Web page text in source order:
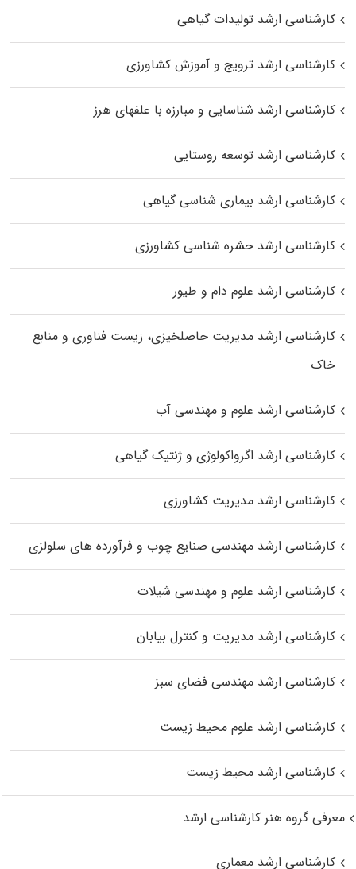
کارشناسی ارشد تولیدات گیاهی
کارشناسی ارشد ترویج و آموزش کشاورزی
کارشناسی ارشد شناسایی و مبارزه با علفهای هرز
کارشناسی ارشد توسعه روستایی
کارشناسی ارشد بیماری‌ شناسی گیاهی
کارشناسی ارشد حشره‌ شناسی کشاورزی
کارشناسی ارشد علوم دام و طیور
کارشناسی ارشد مدیریت حاصلخیزی، زیست فناوری و منابع
خاک
کارشناسی ارشد علوم و مهندسی آب
کارشناسی ارشد اگرواکولوژی و ژنتیک گیاهی
کارشناسی ارشد مدیریت کشاورزی
کارشناسی ارشد مهندسی صنایع چوب و فرآورده‌ های سلولزی
کارشناسی ارشد علوم و مهندسی شیلات
کارشناسی ارشد مدیریت و کنترل بیابان
کارشناسی ارشد مهندسی فضای سبز
کارشناسی ارشد علوم محیط‌ زیست
کارشناسی ارشد محیط زیست
معرفی گروه هنر کارشناسی ارشد
کارشناسی ارشد معماری